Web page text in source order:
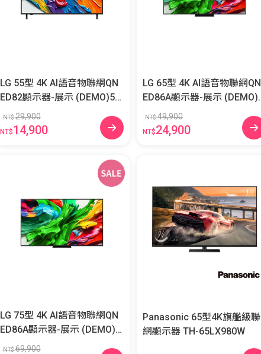
LG 55型 4K AI語音物聯網QN
ED82顯示器-展示 (DEMO)55
QNED82ATA
NT$29,900
NT$14,900
LG 65型 4K AI語音物聯網QN
ED86A顯示器-展示 (DEMO)6
5QNED86ATA
NT$49,900
NT$24,900
LG 75型 4K AI語音物聯網QN
ED86A顯示器-展示 (DEMO)7
5QNED86ATA
NT$69,900
Panasonic 65型4K旗艦級聯
網顯示器 TH-65LX980W